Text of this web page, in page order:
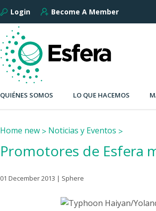
Login Become A Member
QUIÉNES SOMOS LO QUE HACEMOS
Home new Noticias y Eventos
Promotores de Esfera
01 December 2013 | Sphere